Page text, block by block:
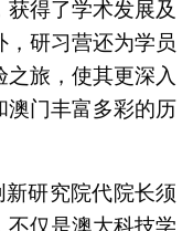
得了学术发展及
研习营还为学员
旅，使其更深入
澳门丰富多彩的历
研究院代院长须